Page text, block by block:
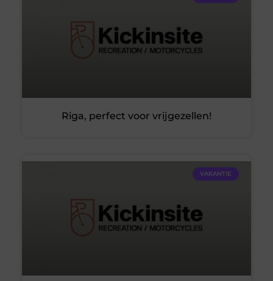
Riga, perfect voor vrijgezellen!
VAKANTIE